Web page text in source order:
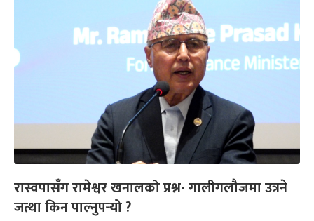
रास्वपासँग रामेश्वर खनालको प्रश्न- गालीगलौजमा उत्रने
जत्था किन पाल्नुपर्‍यो ?